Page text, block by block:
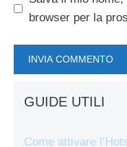
browser per la
GUIDE UTILI
Come attivare